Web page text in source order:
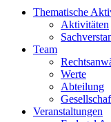
Thematische
Aktivitäten
Team
Werte
Abteilung
Veranstaltungen